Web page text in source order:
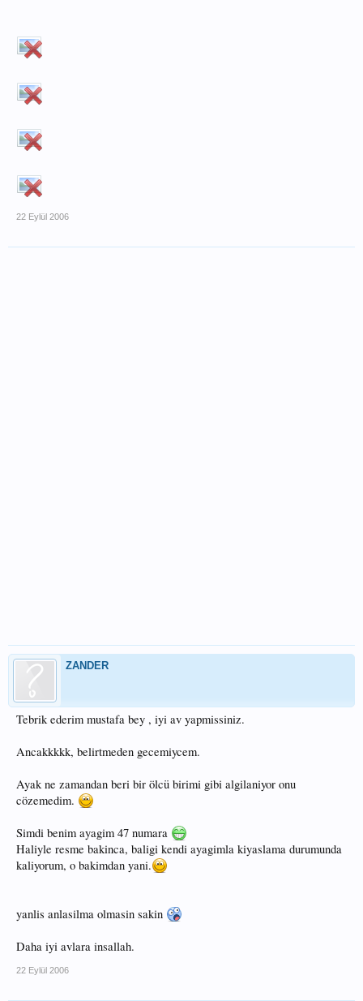
22 Eylül 2006
ZANDER
Tebrik ederim mustafa bey , iyi av yapmissiniz.
Ancakkkkk, belirtmeden gecemiycem.
Ayak ne zamandan beri bir ölcü birimi gibi algilaniyor onu
cözemedim.
Simdi benim ayagim 47 numara
Haliyle resme bakinca, baligi kendi ayagimla kiyaslama durumunda
kaliyorum, o bakimdan yani.
yanlis anlasilma olmasin sakin
Daha iyi avlara insallah.
22 Eylül 2006